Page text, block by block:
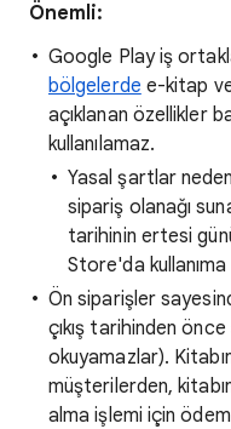
Önemli:
Google Play iş
bölgelerde e-kitap
açıklanan özellikler
kullanılamaz.
Yasal şartlar
sipariş olanağı
tarihinin ertesi
Store'da kullanıma
Ön siparişler
çıkış tarihinden
okuyamazlar).
müşterilerden,
alma işlemi için